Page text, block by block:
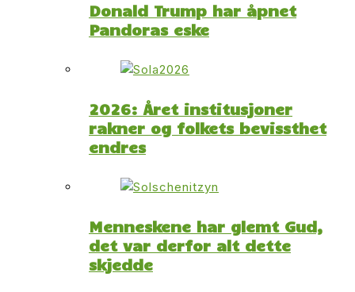
Donald Trump har åpnet
Pandoras eske
2026: Året institusjoner
rakner og folkets bevissthet
endres
Menneskene har glemt Gud,
det var derfor alt dette
skjedde